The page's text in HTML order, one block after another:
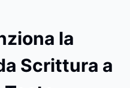
la
Scrittura a